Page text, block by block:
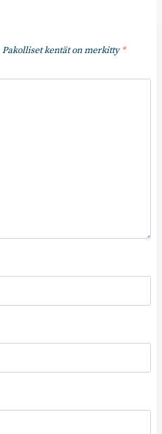
Pakolliset kentät on merkitty*